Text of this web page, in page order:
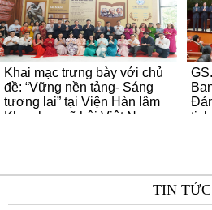
cơ
Khai mạc trưng bày với chủ
đề: “Vững nền tảng- Sáng
tương lai” tại Viện Hàn lâm
Khoa học xã hội Việt Nam
TIN TỨC